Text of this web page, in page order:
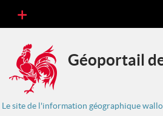
Géoportail
Le site de l'information géographique